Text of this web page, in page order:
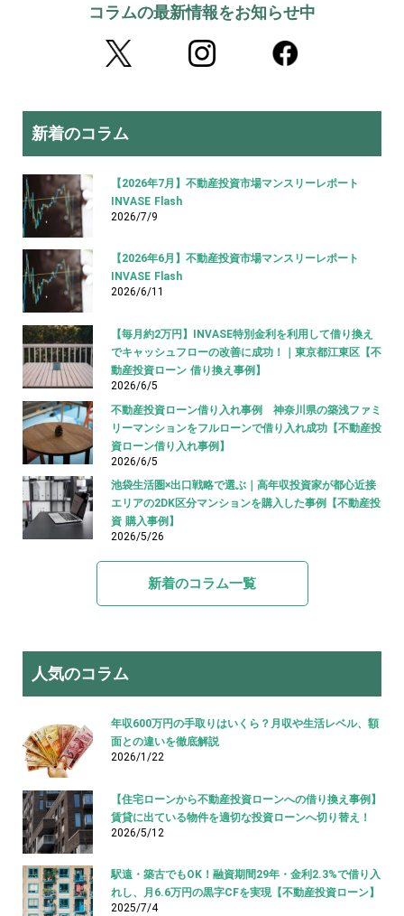
コラムの最新情報をお知らせ中
新着のコラム
【2026年7月】不動産投資市場マンスリーレポート
INVASE Flash
2026/7/9
【2026年6月】不動産投資市場マンスリーレポート
INVASE Flash
2026/6/11
【毎月約2万円】INVASE特別金利を利用して借り換え
でキャッシュフローの改善に成功！｜東京都江東区【不
動産投資ローン 借り換え事例】
2026/6/5
不動産投資ローン借り入れ事例 神奈川県の築浅ファミ
リーマンションをフルローンで借り入れ成功【不動産投
資ローン借り入れ事例】
2026/6/5
池袋生活圏×出口戦略で選ぶ｜高年収投資家が都心近接
エリアの2DK区分マンションを購入した事例【不動産投
資 購入事例】
2026/5/26
新着のコラム一覧
人気のコラム
年収600万円の手取りはいくら？月収や生活レベル、額
面との違いを徹底解説
2026/1/22
【住宅ローンから不動産投資ローンへの借り換え事例】
賃貸に出ている物件を適切な投資ローンへ切り替え！
2026/5/12
駅遠・築古でもOK！融資期間29年・金利2.3%で借り入
れし、月6.6万円の黒字CFを実現【不動産投資ローン】
2025/7/4